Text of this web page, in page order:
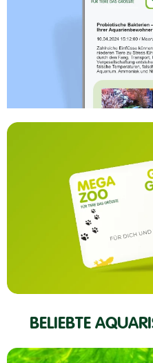
BELIEBTE